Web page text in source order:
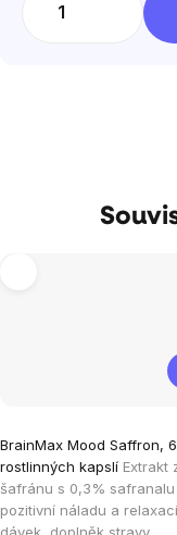
BrainMax Mood Saffron,
rostlinných kapslí Extrakt
šafránu s 0,3%
pozitivní náladu a
hodnocení
produktu
je